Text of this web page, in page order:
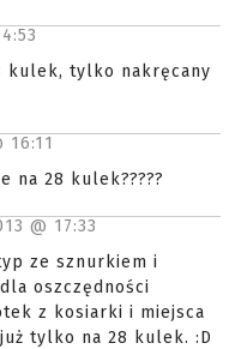
kulek, tylko nakręcany
16:11
na 28 kulek?????
@ 17:33
ze sznurkiem i
oszczędności
z kosiarki i miejsca
tylko na 28 kulek. :D